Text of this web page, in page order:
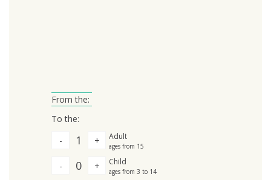
From the:
To the:
-
1 + Adult
ages from 15
- 0 + Child
ages from 3 to 14